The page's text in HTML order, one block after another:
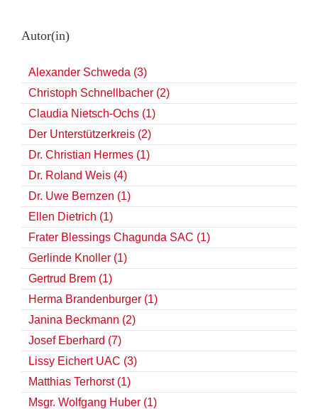
Autor(in)
Alexander Schweda (3)
Christoph Schnellbacher (2)
Claudia Nietsch-Ochs (1)
Der Unterstützerkreis (2)
Dr. Christian Hermes (1)
Dr. Roland Weis (4)
Dr. Uwe Bernzen (1)
Ellen Dietrich (1)
Frater Blessings Chagunda SAC (1)
Gerlinde Knoller (1)
Gertrud Brem (1)
Herma Brandenburger (1)
Janina Beckmann (2)
Josef Eberhard (7)
Lissy Eichert UAC (3)
Matthias Terhorst (1)
Msgr. Wolfgang Huber (1)